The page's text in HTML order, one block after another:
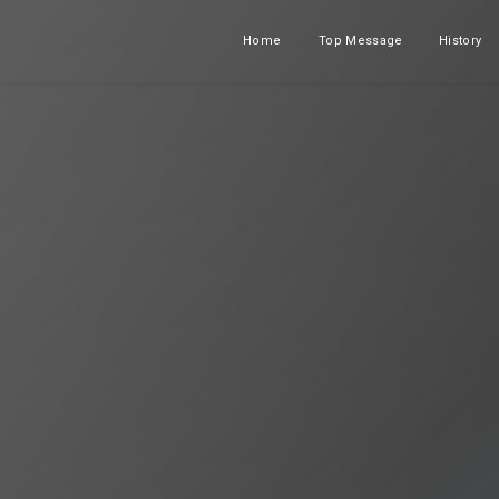
Home
ホーム Top Message
メッセージ History
沿革